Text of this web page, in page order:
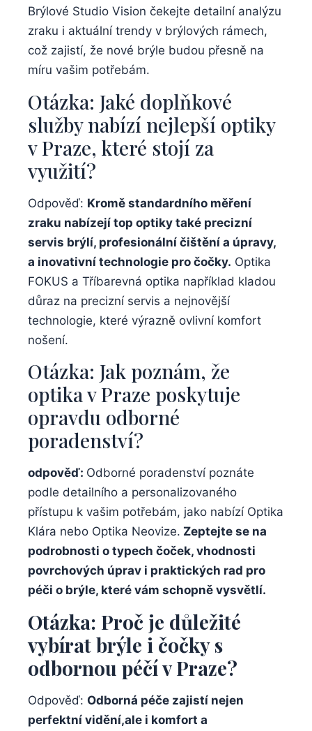
Brýlové Studio Vision čekejte detailní analýzu
zraku i aktuální trendy v brýlových rámech,
což zajistí, že nové brýle budou přesně na
míru vašim potřebám.
Otázka: Jaké doplňkové
služby nabízí nejlepší optiky
v Praze, které stojí za
využití?
Odpověď: Kromě standardního měření
zraku nabízejí top optiky také precizní
servis brýlí, profesionální čištění a úpravy,
a inovativní technologie pro čočky. Optika
FOKUS a Tříbarevná optika například kladou
důraz na precizní servis a nejnovější
technologie, které výrazně ovlivní komfort
nošení.
Otázka: Jak poznám, že
optika v Praze poskytuje
opravdu odborné
poradenství?
odpověď: Odborné poradenství poznáte
podle detailního a personalizovaného
přístupu k vašim potřebám, jako nabízí Optika
Klára nebo Optika Neovize. Zeptejte se na
podrobnosti o typech čoček, vhodnosti
povrchových úprav i praktických rad pro
péči o brýle, které vám schopně vysvětlí.
Otázka: Proč je důležité
vybírat brýle i čočky s
odbornou péčí v Praze?
Odpověď: Odborná péče zajistí nejen
perfektní vidění,ale i komfort a